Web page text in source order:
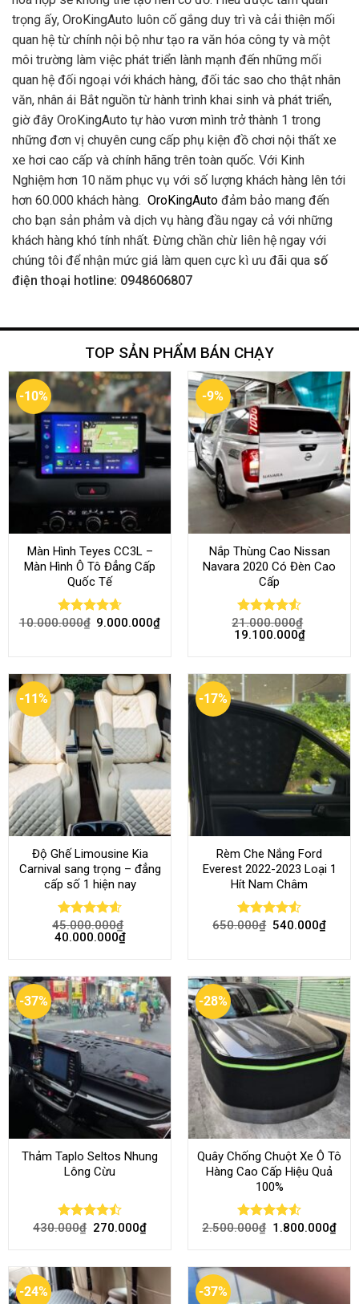
trọng ấy, OroKingAuto luôn cố gắng duy trì và cải thiện mối
quan hệ từ chính nội bộ như tạo ra văn hóa công ty và một
môi trường làm việc phát triển lành mạnh đến những mối
quan hệ đối ngoại với khách hàng, đối tác sao cho thật nhân
văn, nhân ái Bắt nguồn từ hành trình khai sinh và phát triển,
giờ đây OroKingAuto tự hào vươn mình trở thành 1 trong
những đơn vị chuyên cung cấp phụ kiện đồ chơi nội thất xe
xe hơi cao cấp và chính hãng trên toàn quốc. Với Kinh
Nghiệm hơn 10 năm phục vụ với số lượng khách hàng lên tới
hơn 60.000 khách hàng. OroKingAuto đảm bảo mang đến
cho bạn sản phảm và dịch vụ hàng đầu ngay cả với những
khách hàng khó tính nhất. Đừng chần chừ liên hệ ngay với
chúng tôi để nhận mức giá làm quen cực kì ưu đãi qua số
điện thoại hotline: 0948606807
TOP SẢN PHẨM BÁN CHẠY
-10%
Màn Hình Teyes CC3L –
Màn Hình Ô Tô Đẳng Cấp
Quốc Tế
Rated 4.68
10.000.000₫ 9.000.000₫
-9%
Nắp Thùng Cao Nissan
Navara 2020 Có Đèn Cao
Cấp
Rated4.52
out of 5
21.000.000₫
19.100.000₫
-11%
Độ Ghế Limousine Kia
Carnival sang trọng – đẳng
cấp số 1 hiện nay
Rated4.58
out of 5
45.000.000₫
40.000.000₫
-17%
Rèm Che Nắng Ford
Everest 2022-2023 Loại 1
Hít Nam Châm
Rated4.51
650.000₫ 540.000₫
-37%
Thảm Taplo Seltos Nhung
Lông Cừu
Rated
430.000₫ 270.000₫
-28%
Quây Chống Chuột Xe Ô Tô
Hàng Cao Cấp Hiệu Quả
100%
Rated 4.51
2.500.000₫ 1.800.000₫
-24% -37%